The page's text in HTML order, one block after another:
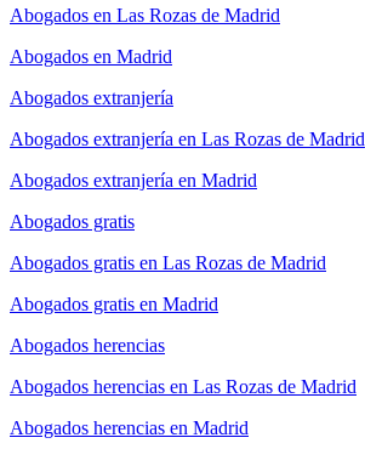
Abogados en Las Rozas de Madrid
Abogados en Madrid
Abogados extranjería
Abogados extranjería en Las Rozas de Madrid
Abogados extranjería en Madrid
Abogados gratis
Abogados gratis en Las Rozas de Madrid
Abogados gratis en Madrid
Abogados herencias
Abogados herencias en Las Rozas de Madrid
Abogados herencias en Madrid